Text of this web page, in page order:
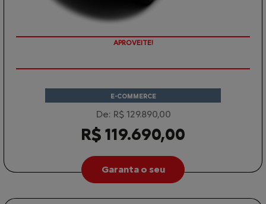
PREÇOS REDUZIDOS
E-COMMERCE
De: R$ 129.890,00
R$ 119.690,00
Garanta o seu